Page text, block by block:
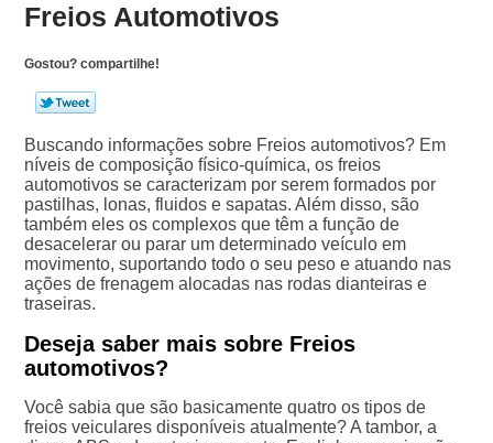
Freios Automotivos
Gostou? compartilhe!
Buscando informações sobre Freios automotivos? Em
níveis de composição físico-química, os freios
automotivos se caracterizam por serem formados por
pastilhas, lonas, fluidos e sapatas. Além disso, são
também eles os complexos que têm a função de
desacelerar ou parar um determinado veículo em
movimento, suportando todo o seu peso e atuando nas
ações de frenagem alocadas nas rodas dianteiras e
traseiras.
Deseja saber mais sobre Freios
automotivos?
Você sabia que são basicamente quatro os tipos de
freios veiculares disponíveis atualmente? A tambor, a